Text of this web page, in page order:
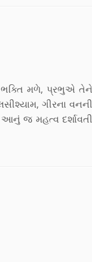
ભક્તિ મળે, પ્રભુએ તેને
ગીરના વનની
જ મહત્વ દર્શાવતી